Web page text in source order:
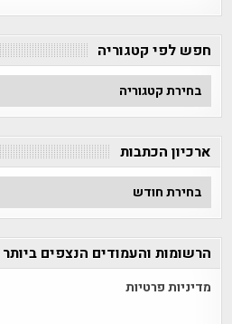
חפש לפי קטגוריה
חפש
לפי
ארכיון הכתבות
ארכיון
הכתבות
הרשומות והעמודים הנצפים ביותר
מדיניות פרטיות